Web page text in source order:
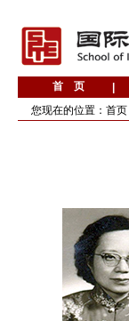
您现在的位置： 首页